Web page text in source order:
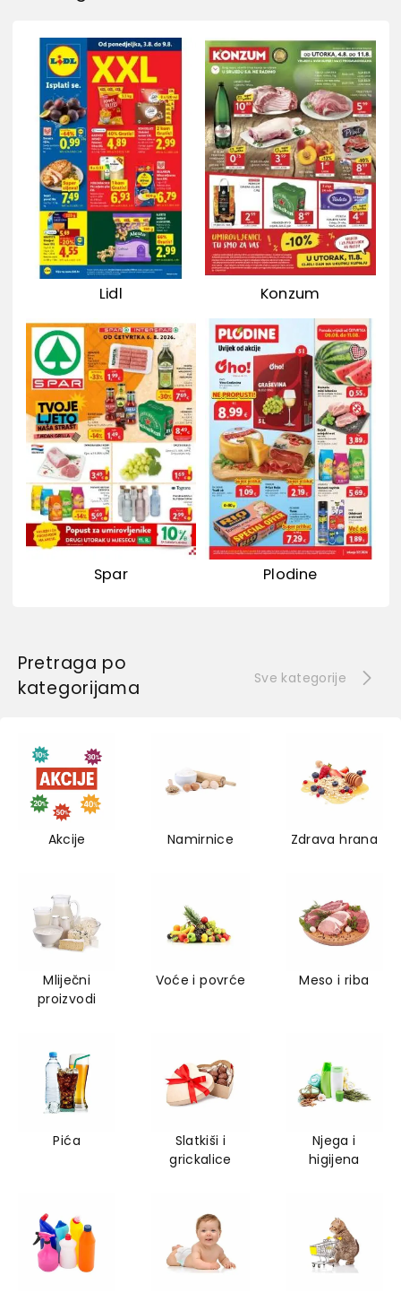
Lidl Konzum
Spar Plodine
Pretraga po
kategorijama
Sve kategorije
Akcije Namirnice Zdrava hrana
Mliječni
proizvodi
Voće i povrće Meso i riba
Pića
Slatkiši i
grickalice
Njega i
higijena